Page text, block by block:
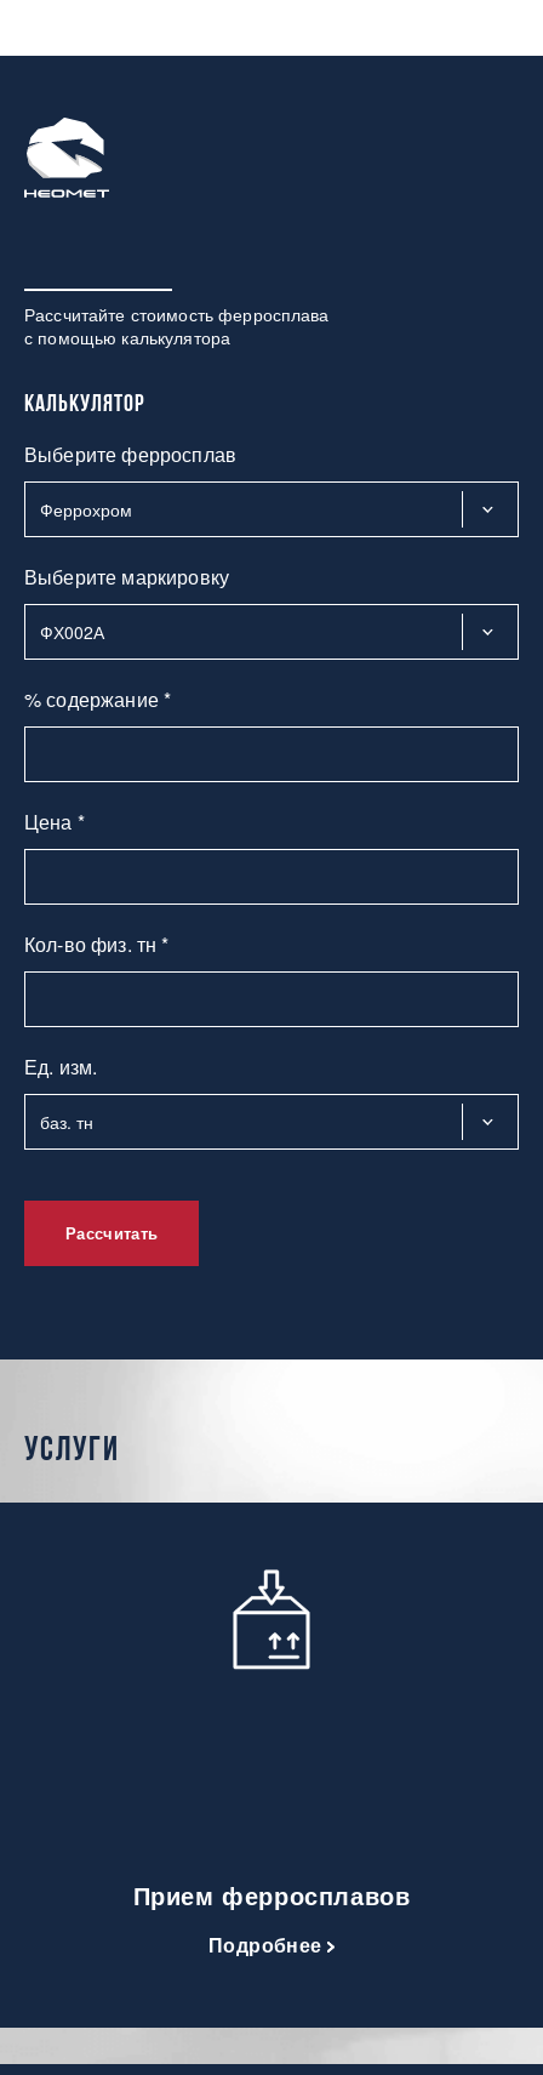
Рассчитайте стоимость ферросплава
с помощью калькулятора
Калькулятор
Выберите ферросплав
Выберите маркировку
% содержание *
Цена *
Кол-во физ. тн *
Ед. изм.
Рассчитать
услуги
Прием ферросплавов
Подробнее